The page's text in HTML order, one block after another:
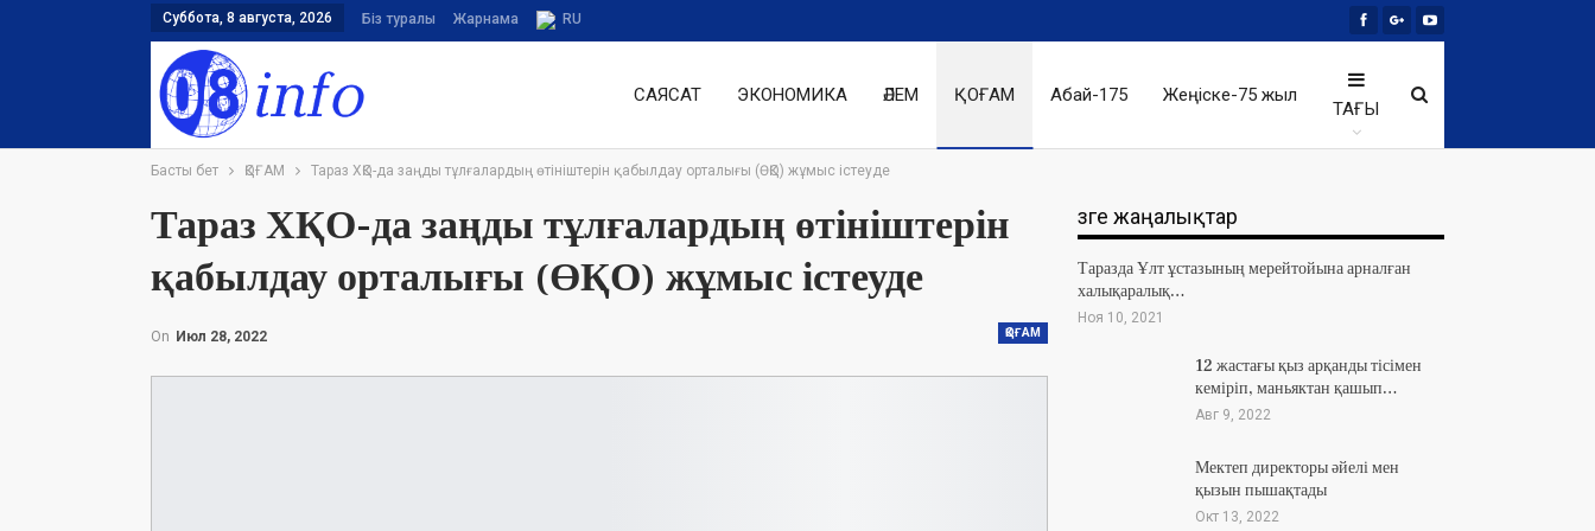
Суббота, 8 августа, 2026 Біз туралы Жарнама RU
САЯСАТ ЭКОНОМИКА ӘЛЕМ ҚОҒАМ Абай-175 Жеңіске-75 жыл
ТАҒЫ
Басты бет ҚОҒАМ Тараз ХҚО-да заңды тұлғалардың өтініштерін қабылдау орталығы (ӨҚО) жұмыс істеуде
Тараз ХҚО-да заңды тұлғалардың өтініштерін
қабылдау орталығы (ӨҚО) жұмыс істеуде
ҚОҒАМ
On Июл 28, 2022
Өзге жаңалықтар
Таразда Ұлт ұстазының мерейтойына арналған
халықаралық…
Ноя 10, 2021
12 жастағы қыз арқанды тісімен
кеміріп, маньяктан қашып…
Авг 9, 2022
Мектеп директоры әйелі мен
қызын пышақтады
Окт 13, 2022